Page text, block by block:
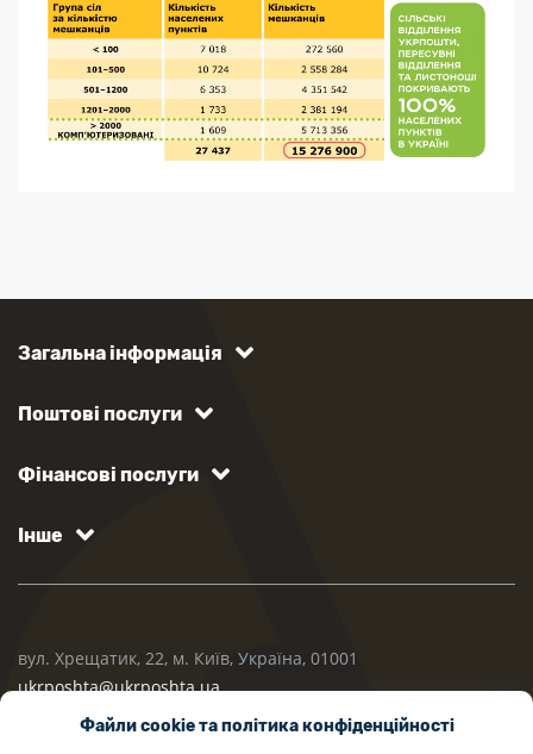
Файли cookie та політика конфіденційності
Загальна інформація
Поштові послуги
Фінансові послуги
Інше
вул. Хрещатик, 22, м. Київ, Україна, 01001
ukrposhta@ukrposhta.ua